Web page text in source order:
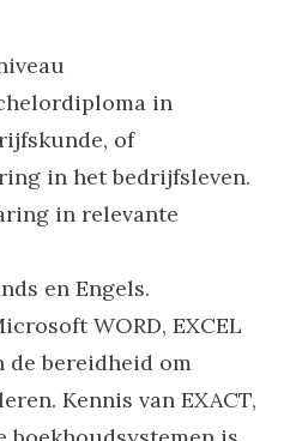
in
of
in het bedrijfsleven.
in relevante
en Engels.
WORD, EXCEL
de bereidheid om
Kennis van EXACT,